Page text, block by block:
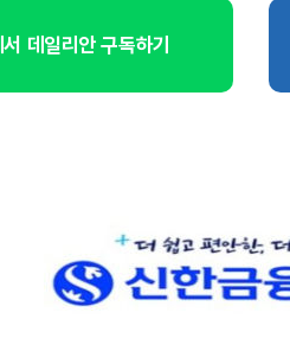
데일리안 구독하기